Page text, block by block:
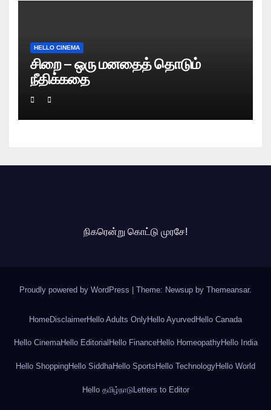
HELLO CINEMA
சிறை – ஒரு மனதைத் தொடும்
நீதிக்கதை
நிகரென்று கொட்டு முரசே!
Proudly powered by WordPress Theme: Newsup by Themeansar.
HomeDisclaimerHello Adults OnlyHello AyurvedHello Canada
Hello CinemaHello Editorial Hello FinanceHello HomeopathyHello India
Hello ShoppingHello SiddhaHello Sports Hello TechnologyHello World
Hello தமிழ்நாடுLetters to Editor